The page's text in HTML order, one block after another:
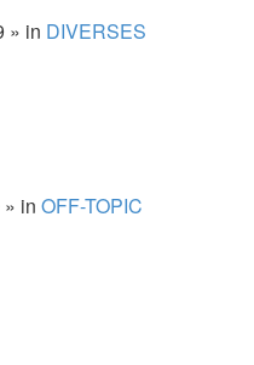
» in DIVERSES
in OFF-TOPIC